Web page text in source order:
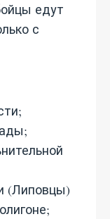
едут
с
(Липовцы)